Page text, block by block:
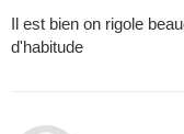
Il est bien on rigole
d'habitude